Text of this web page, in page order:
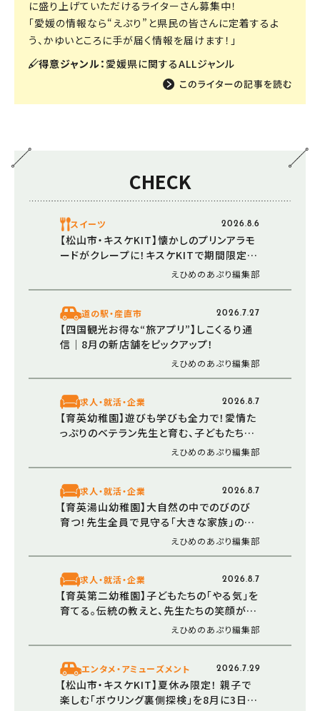
に盛り上げていただけるライターさん募集中！
「愛媛の情報なら“えぷり”と県民の皆さんに定着するよ
う、かゆいところに手が届く情報を届けます！」
得意ジャンル： 愛媛県に関するALLジャンル
CHECK
スイーツ 2026.8.6
【松山市・キスケKIT】懐かしのプリンアラモ
ードがクレープに！キスケKITで期間限定販
えひめのあぷり編集部
道の駅・産直市 2026.7.27
【四国観光お得な“旅アプリ”】しこくるり通
信｜8月の新店舗をピックアップ！
えひめのあぷり編集部
求人・就活・企業 2026.8.7
【育英幼稚園】遊びも学びも全力で！愛情た
っぷりのベテラン先生と育む、子どもたちの
えひめのあぷり編集部
求人・就活・企業 2026.8.7
【育英湯山幼稚園】大自然の中でのびのび
育つ！先生全員で見守る「大きな家族」のよ
うな温かい幼稚園（愛媛/松山市）えひめのあぷり編集部
求人・就活・企業 2026.8.7
【育英第二幼稚園】子どもたちの「やる気」を
育てる。伝統の教えと、先生たちの笑顔が溢
れる幼稚園（愛媛/松山市）えひめのあぷり編集部
エンタメ・アミューズメント 2026.7.29
【松山市・キスケKIT】夏休み限定！ 親子で
楽しむ「ボウリング裏側探検」を8月に3日間